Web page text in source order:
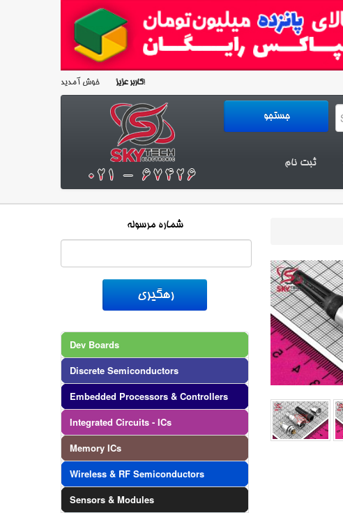
کاربر عزیزخوش آمدید!
ثبت نام
شماره مرسوله
Dev Boards
Discrete Semiconductors
Embedded Processors & Controllers
Integrated Circuits - ICs
Memory ICs
Wireless & RF Semiconductors
Sensors & Modules